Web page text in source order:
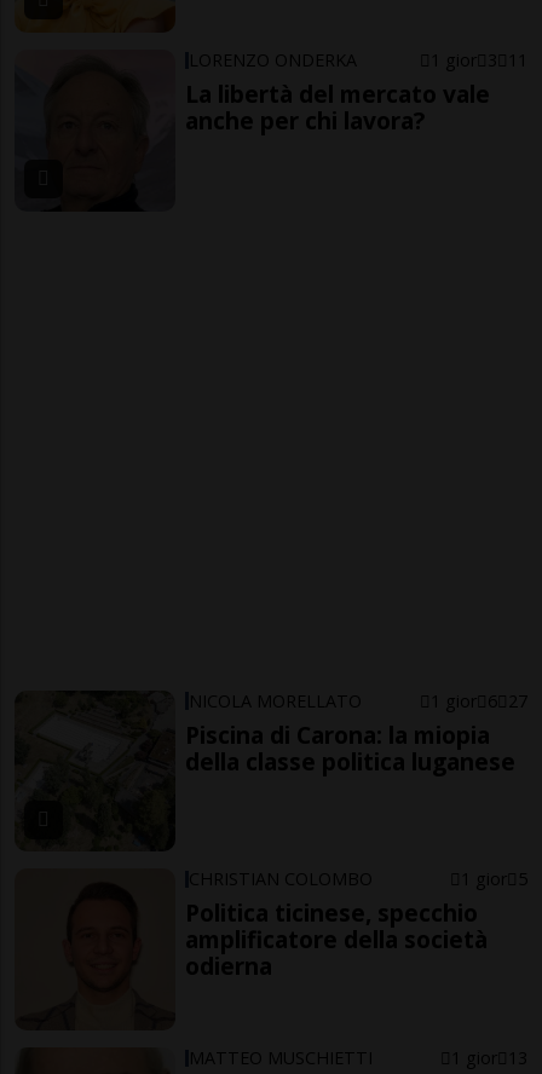
LORENZO ONDERKA 1 gior 3 11
La libertà del mercato vale
anche per chi lavora?
NICOLA MORELLATO 1 gior 6 27
Piscina di Carona: la miopia
della classe politica luganese
CHRISTIAN COLOMBO 1 gior 5
Politica ticinese, specchio
amplificatore della società
odierna
MATTEO MUSCHIETTI 1 gior 13